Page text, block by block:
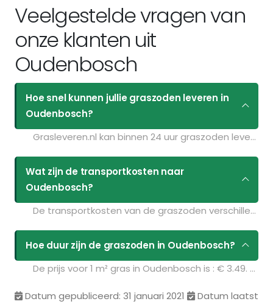
Veelgestelde vragen van
onze klanten uit
Oudenbosch
Hoe snel kunnen jullie graszoden leveren in
Oudenbosch?
Grasleveren.nl kan binnen 24 uur graszoden leveren in Oudenbosch. Als u bijvoorbeeld graszoden op maandag bestelt voor 11:30 kunt u ze de volgende dag geleverd krijgen. Kijk voor de actuele leverdagen op de pagina
Wat zijn de transportkosten naar
Oudenbosch?
De transportkosten van de graszoden verschillen per postcodegebied en zijn afhankelijk van de hoeveelheid graszoden die u bestelt. Bent u benieuwd naar de prijzen? Vul uw gegevens in op de pagina
Hoe duur zijn de graszoden in Oudenbosch?
De prijs voor 1 m² gras in Oudenbosch is : € 3.49. U kunt deze graszoden bestellen via de volgende link:
Datum gepubliceerd: 31 januari 2021
Datum laatst